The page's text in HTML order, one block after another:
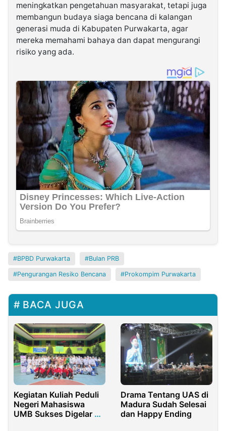
meningkatkan pengetahuan masyarakat, tetapi juga
membangun budaya siaga bencana di kalangan
generasi muda di Kabupaten Purwakarta, agar
mereka memahami bahaya dan dapat mengurangi
risiko yang ada.
BPBD Purwakarta Bulan PRB
Pengurangan Resiko Bencana Prokompim Purwakarta
BACA JUGA
Kegiatan Kuliah Peduli
Negeri Mahasiswa
UMB Sukses Digelar di
Drama Tentang UAS di
Madura Sudah Selesai
dan Happy Ending